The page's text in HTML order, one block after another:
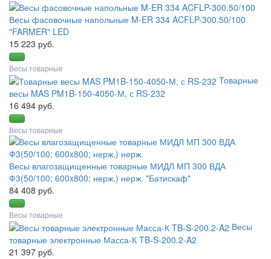
Весы фасовочные напольные M-ER 334 ACFLP-300.50/100
"FARMER" LED
15 223 руб.
Весы товарные
Товарные
весы MAS PM1B-150-4050-М, с RS-232
16 494 руб.
Весы товарные
Весы влагозащищенные товарные МИДЛ МП 300 ВДА
Ф3(50/100; 600x800; нерж.) нерж. "Батискаф"
84 408 руб.
Весы товарные
Весы
товарные электронные Масса-К TB-S-200.2-A2
21 397 руб.